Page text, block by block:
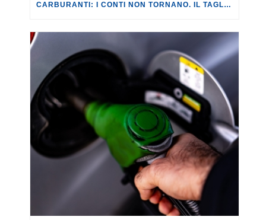
CARBURANTI: I CONTI NON TORNANO. IL TAGLIO DELLE ACCISE ANNULLATO DA AUMENTI FUORI LUOGO.